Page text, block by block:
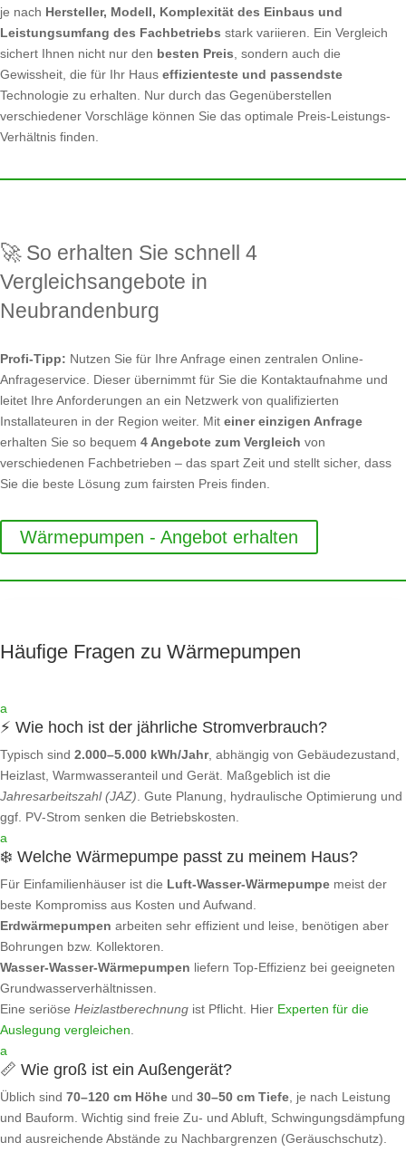
je nach Hersteller, Modell, Komplexität des Einbaus und
Leistungsumfang des Fachbetriebs stark variieren. Ein Vergleich
sichert Ihnen nicht nur den besten Preis, sondern auch die
Gewissheit, die für Ihr Haus effizienteste und passendste
Technologie zu erhalten. Nur durch das Gegenüberstellen
verschiedener Vorschläge können Sie das optimale Preis-Leistungs-
Verhältnis finden.
🚀 So erhalten Sie schnell 4
Vergleichsangebote in
Neubrandenburg
Profi-Tipp: Nutzen Sie für Ihre Anfrage einen zentralen Online-
Anfrageservice. Dieser übernimmt für Sie die Kontaktaufnahme und
leitet Ihre Anforderungen an ein Netzwerk von qualifizierten
Installateuren in der Region weiter. Mit einer einzigen Anfrage
erhalten Sie so bequem 4 Angebote zum Vergleich von
verschiedenen Fachbetrieben – das spart Zeit und stellt sicher, dass
Sie die beste Lösung zum fairsten Preis finden.
Wärmepumpen - Angebot erhalten
Häufige Fragen zu Wärmepumpen
a
⚡ Wie hoch ist der jährliche Stromverbrauch?
Typisch sind 2.000–5.000 kWh/Jahr, abhängig von Gebäudezustand,
Heizlast, Warmwasseranteil und Gerät. Maßgeblich ist die
Jahresarbeitszahl (JAZ). Gute Planung, hydraulische Optimierung und
ggf. PV‑Strom senken die Betriebskosten.
a
❄️ Welche Wärmepumpe passt zu meinem Haus?
Für Einfamilienhäuser ist die Luft‑Wasser‑Wärmepumpe meist der
beste Kompromiss aus Kosten und Aufwand.
Erdwärmepumpen arbeiten sehr effizient und leise, benötigen aber
Bohrungen bzw. Kollektoren.
Wasser‑Wasser‑Wärmepumpen liefern Top‑Effizienz bei geeigneten
Grundwasserverhältnissen.
Eine seriöse Heizlastberechnung ist Pflicht. Hier Experten für die
Auslegung vergleichen.
a
📏 Wie groß ist ein Außengerät?
Üblich sind 70–120 cm Höhe und 30–50 cm Tiefe, je nach Leistung
und Bauform. Wichtig sind freie Zu‑ und Abluft, Schwingungsdämpfung
und ausreichende Abstände zu Nachbargrenzen (Geräuschschutz).